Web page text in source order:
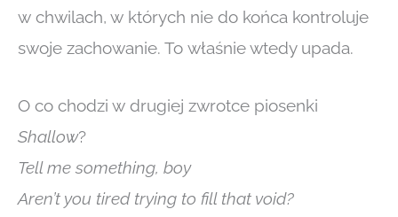
w chwilach, w których nie do końca kontroluje
swoje zachowanie. To właśnie wtedy upada.
O co chodzi w drugiej zwrotce piosenki
Shallow?
Tell me something, boy
Aren’t you tired trying to fill that void?